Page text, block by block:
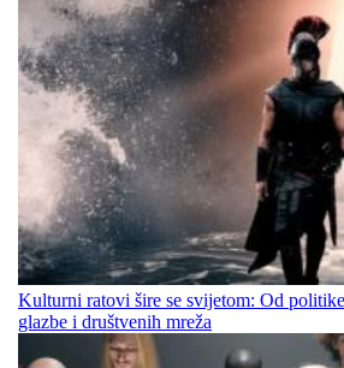
Kulturni ratovi šire se svijetom: Od
glazbe i društvenih mreža